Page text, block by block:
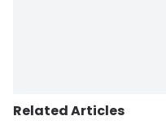
Related Articles